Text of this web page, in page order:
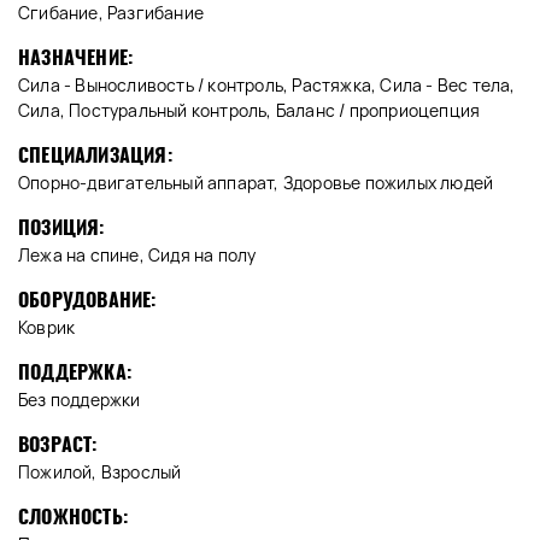
Сгибание, Разгибание
НАЗНАЧЕНИЕ:
Сила - Выносливость / контроль, Растяжка, Сила - Вес тела,
Сила, Постуральный контроль, Баланс / проприоцепция
СПЕЦИАЛИЗАЦИЯ:
Опорно-двигательный аппарат, Здоровье пожилых людей
ПОЗИЦИЯ:
Лежа на спине, Сидя на полу
ОБОРУДОВАНИЕ:
Коврик
ПОДДЕРЖКА:
Без поддержки
ВОЗРАСТ:
Пожилой, Взрослый
СЛОЖНОСТЬ: